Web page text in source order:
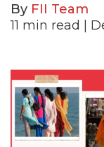
By FII Team
11 min read |